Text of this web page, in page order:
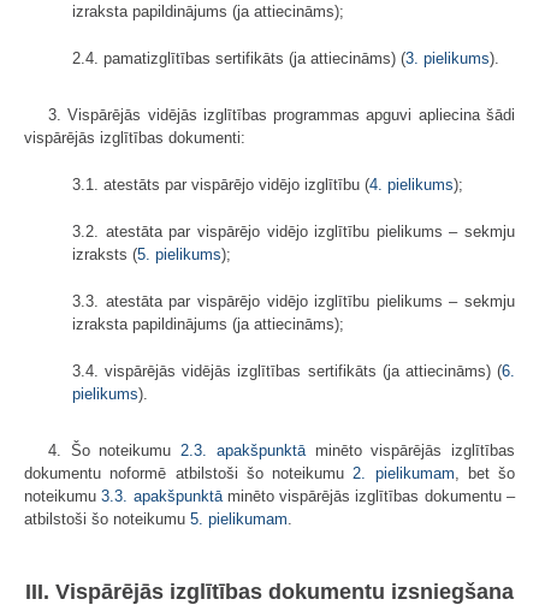
izraksta papildinājums (ja attiecināms);
2.4. pamatizglītības sertifikāts (ja attiecināms) (3. pielikums).
3. Vispārējās vidējās izglītības programmas apguvi apliecina šādi
vispārējās izglītības dokumenti:
3.1. atestāts par vispārējo vidējo izglītību (4. pielikums);
3.2. atestāta par vispārējo vidējo izglītību pielikums – sekmju
izraksts (5. pielikums);
3.3. atestāta par vispārējo vidējo izglītību pielikums – sekmju
izraksta papildinājums (ja attiecināms);
3.4. vispārējās vidējās izglītības sertifikāts (ja attiecināms) (6.
pielikums).
4. Šo noteikumu2.3. apakšpunktāminēto vispārējās izglītības
dokumentu noformē atbilstoši šo noteikumu2. pielikumam, bet šo
noteikumu3.3. apakšpunktāminēto vispārējās izglītības dokumentu –
atbilstoši šo noteikumu 5. pielikumam​​​​​.
III. Vispārējās izglītības dokumentu izsniegšana